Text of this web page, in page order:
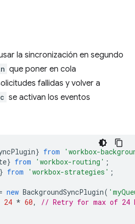
la sincronización en segundo
que poner en cola
fallidas y volver a
se activan los eventos
} from
'workbox-
} from 'workbox-routing' ;
} from 'workbox-strategies' ;
new BackgroundSyncPlugin(
24 * 60,
// Retry for max of 24